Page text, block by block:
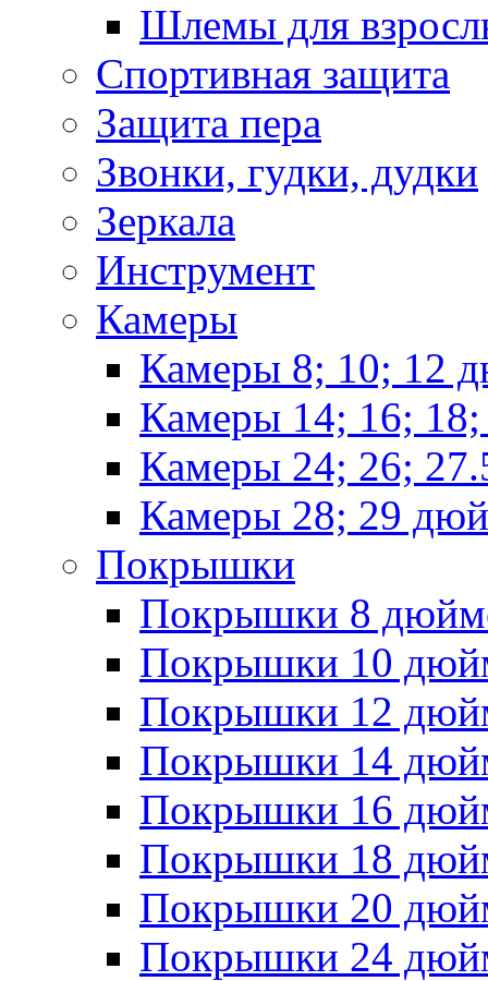
Шлемы для
Спортивная защита
Защита пера
Звонки, гудки, дудки
Зеркала
Инструмент
Камеры
Камеры 8; 10; 12
Камеры 14; 16;
Камеры 24; 26;
Камеры 28; 29
Покрышки
Покрышки 8
Покрышки 10
Покрышки 12
Покрышки 14
Покрышки 16
Покрышки 18
Покрышки 20
Покрышки 24